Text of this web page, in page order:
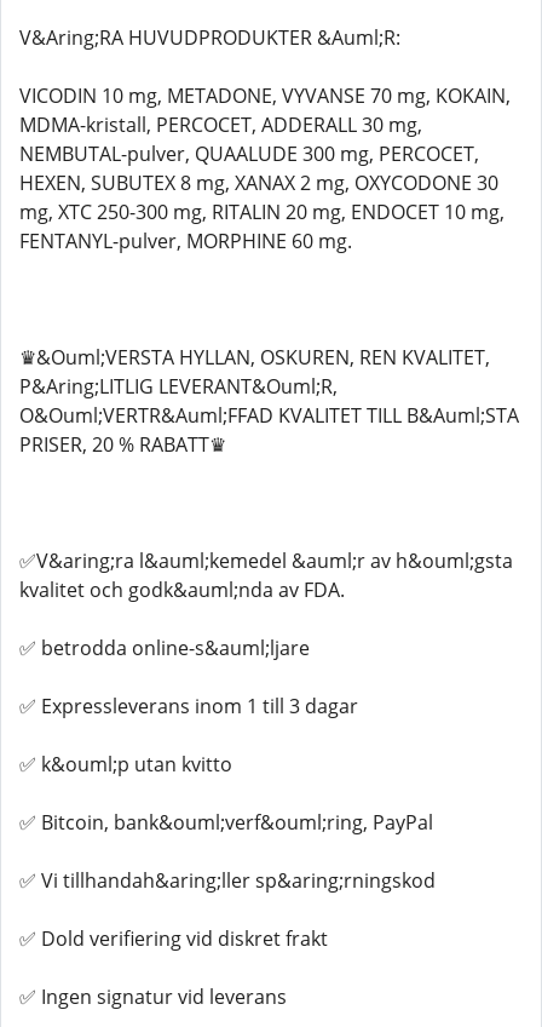
V&Aring;RA HUVUDPRODUKTER &Auml;R:
VICODIN 10 mg, METADONE, VYVANSE 70 mg, KOKAIN,
MDMA-kristall, PERCOCET, ADDERALL 30 mg,
NEMBUTAL-pulver, QUAALUDE 300 mg, PERCOCET,
HEXEN, SUBUTEX 8 mg, XANAX 2 mg, OXYCODONE 30
mg, XTC 250-300 mg, RITALIN 20 mg, ENDOCET 10 mg,
FENTANYL-pulver, MORPHINE 60 mg.
♛&Ouml;VERSTA HYLLAN, OSKUREN, REN KVALITET,
P&Aring;LITLIG LEVERANT&Ouml;R,
O&Ouml;VERTR&Auml;FFAD KVALITET TILL B&Auml;STA
PRISER, 20 % RABATT♛
✅V&aring;ra l&auml;kemedel &auml;r av h&ouml;gsta
kvalitet och godk&auml;nda av FDA.
✅ betrodda online-s&auml;ljare
✅ Expressleverans inom 1 till 3 dagar
✅ k&ouml;p utan kvitto
✅ Bitcoin, bank&ouml;verf&ouml;ring, PayPal
✅ Vi tillhandah&aring;ller sp&aring;rningskod
✅ Dold verifiering vid diskret frakt
✅ Ingen signatur vid leverans